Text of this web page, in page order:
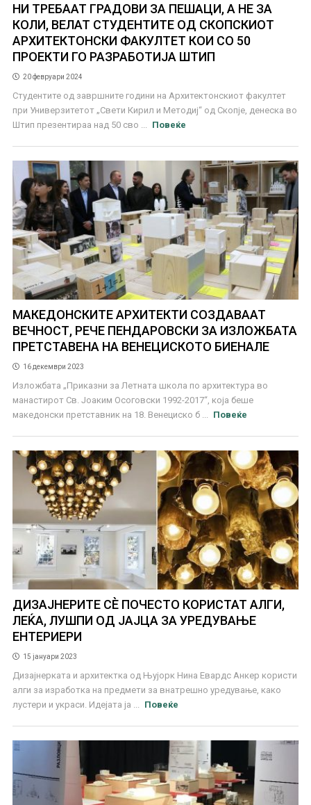
НИ ТРЕБААТ ГРАДОВИ ЗА ПЕШАЦИ, А НЕ ЗА
КОЛИ, ВЕЛАТ СТУДЕНТИТЕ ОД СКОПСКИОТ
АРХИТЕКТОНСКИ ФАКУЛТЕТ КОИ СО 50
ПРОЕКТИ ГО РАЗРАБОТИЈА ШТИП
20 февруари 2024
Студентите од завршните години на Архитектонскиот факултет
при Универзитетот „Свети Кирил и Методиј“ од Скопје, денеска во
Штип презентираа над 50 сво ...
Повеќе
МАКЕДОНСКИТЕ АРХИТЕКТИ СОЗДАВААТ
ВЕЧНОСТ, РЕЧЕ ПЕНДАРОВСКИ ЗА ИЗЛОЖБАТА
ПРЕТСТАВЕНА НА ВЕНЕЦИСКОТО БИЕНАЛЕ
16 декември 2023
Изложбата „Приказни за Летната школа по архитектура во
манастирот Св. Јоаким Осоговски 1992-2017“, која беше
македонски претставник на 18. Венециско б ...
Повеќе
ДИЗАЈНЕРИТЕ СЀ ПОЧЕСТО КОРИСТАТ АЛГИ,
ЛЕЌА, ЛУШПИ ОД ЈАЈЦА ЗА УРЕДУВАЊЕ
ЕНТЕРИЕРИ
15 јануари 2023
Дизајнерката и архитектка од Њујорк Нина Евардс Анкер користи
алги за изработка на предмети за внатрешно уредување, како
лустери и украси. Идејата ја ...
Повеќе